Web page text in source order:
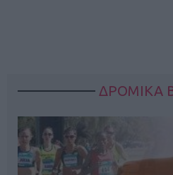
ΔΡΟΜΙΚΑ